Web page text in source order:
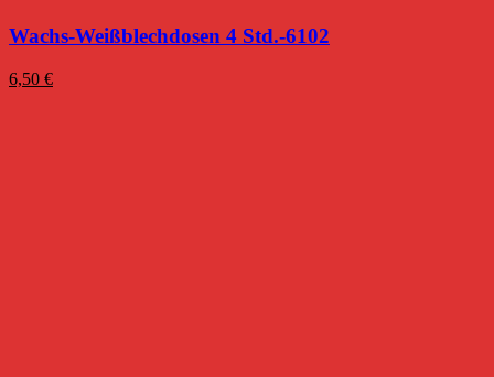
Wachs-Weißblechdosen 4 Std.-6102
6,50 €